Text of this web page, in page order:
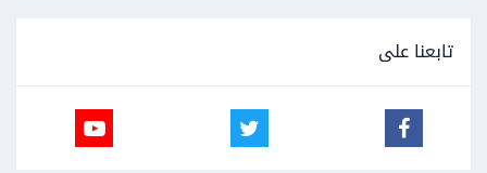
تابعنا على